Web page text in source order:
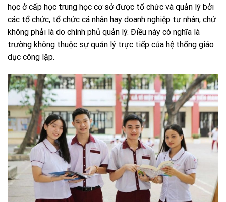
học ở cấp học trung học cơ sở được tổ chức và quản lý bởi
các tổ chức, tổ chức cá nhân hay doanh nghiệp tư nhân, chứ
không phải là do chính phủ quản lý. Điều này có nghĩa là
trường không thuộc sự quản lý trực tiếp của hệ thống giáo
dục công lập.